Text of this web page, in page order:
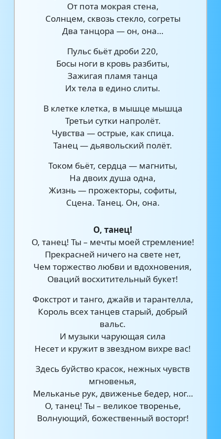
От пота мокрая стена,
Солнцем, сквозь стекло, согреты
Два танцора — он, она…
Пульс бьёт дроби 220,
Босы ноги в кровь разбиты,
Зажигая пламя танца
Их тела в едино слиты.
В клетке клетка, в мышце мышца
Третьи сутки напролёт.
Чувства — острые, как спица.
Танец — дьявольский полёт.
Током бьёт, сердца — магниты,
На двоих душа одна,
Жизнь — прожекторы, софиты,
Сцена. Танец. Он, она.
О, танец!
О, танец! Ты – мечты моей стремление!
Прекрасней ничего на свете нет,
Чем торжество любви и вдохновения,
Оваций восхитительный букет!
Фокстрот и танго, джайв и тарантелла,
Король всех танцев старый, добрый
вальс.
И музыки чарующая сила
Несет и кружит в звездном вихре вас!
Здесь буйство красок, нежных чувств
мгновенья,
Мельканье рук, движенье бедер, ног…
О, танец! Ты – великое творенье,
Волнующий, божественный восторг!